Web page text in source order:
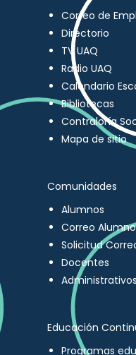
Correo de
Directorio
TV UAQ
Radio UAQ
Calendario
Bibliotecas
Contraloría
Mapa de sitio
Comunidades
Alumnos
Correo
Solicitud
Docentes
Administrativos
Educación
Programas